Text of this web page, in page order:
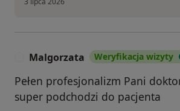
Malgorzata Weryfikacja wizyty
Pełen profesjonalizm Pani
super podchodzi do pacjenta